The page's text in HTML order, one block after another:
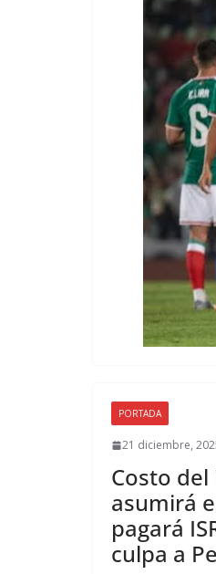
PORTADA
21 diciembre,
Costo
asumirá
pagará
culpa a